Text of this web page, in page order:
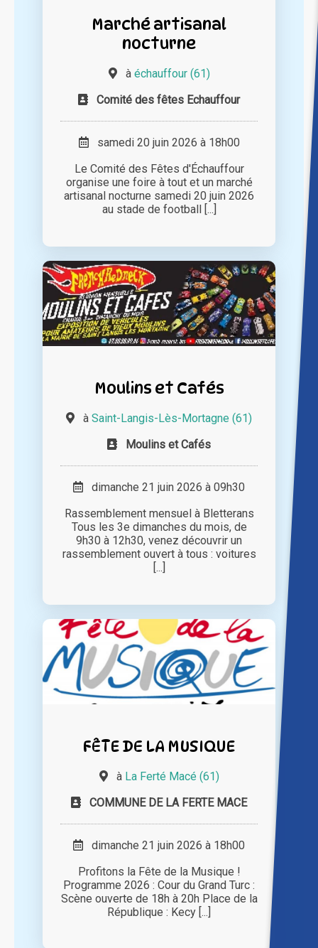
Marché artisanal
nocturne
à échauffour (61)
Comité des fêtes Echauffour
samedi 20 juin 2026 à 18h00
Le Comité des Fêtes d'Échauffour
organise une foire à tout et un marché
artisanal nocturne samedi 20 juin 2026
au stade de football [...]
Moulins et Cafés
à Saint-Langis-Lès-Mortagne (61)
Moulins et Cafés
dimanche 21 juin 2026 à 09h30
Rassemblement mensuel à Bletterans
Tous les 3e dimanches du mois, de
9h30 à 12h30, venez découvrir un
rassemblement ouvert à tous : voitures
[...]
FÊTE DE LA MUSIQUE
à La Ferté Macé (61)
COMMUNE DE LA FERTE MACE
dimanche 21 juin 2026 à 18h00
Profitons la Fête de la Musique !
Programme 2026 : Cour du Grand Turc :
Scène ouverte de 18h à 20h Place de la
République : Kecy [...]